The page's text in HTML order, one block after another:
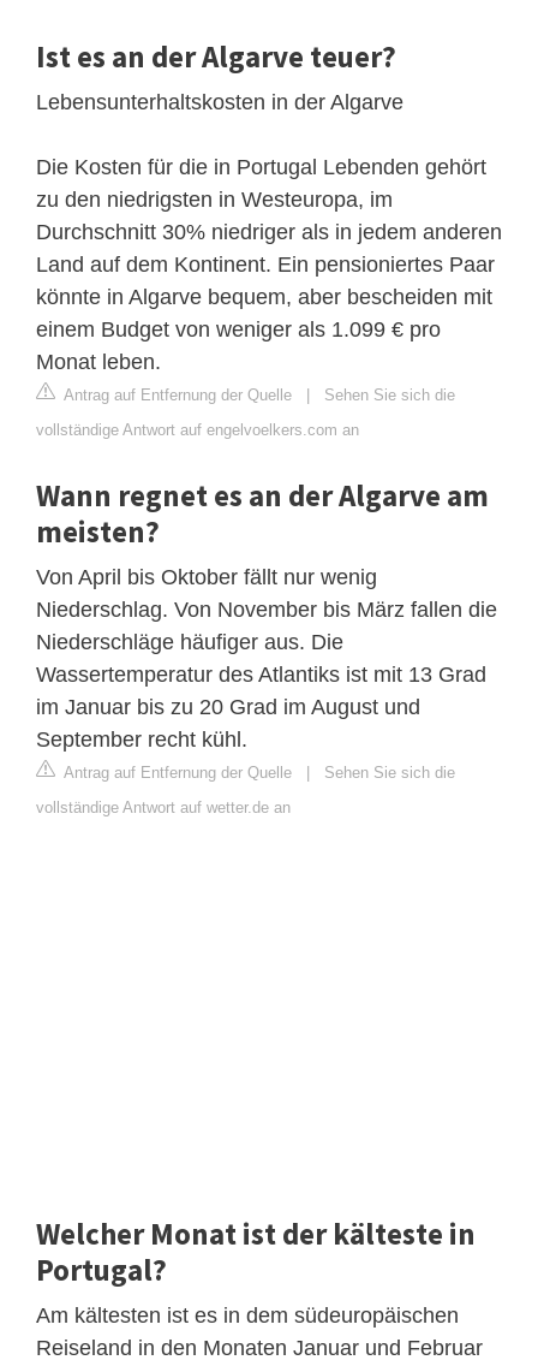
Ist es an der Algarve teuer?
Lebensunterhaltskosten in der Algarve
Die Kosten für die in Portugal Lebenden gehört
zu den niedrigsten in Westeuropa, im
Durchschnitt 30% niedriger als in jedem anderen
Land auf dem Kontinent. Ein pensioniertes Paar
könnte in Algarve bequem, aber bescheiden mit
einem Budget von weniger als 1.099 € pro
Monat leben.
Antrag auf Entfernung der Quelle | Sehen Sie sich die
vollständige Antwort auf engelvoelkers.com an
Wann regnet es an der Algarve am
meisten?
Von April bis Oktober fällt nur wenig
Niederschlag. Von November bis März fallen die
Niederschläge häufiger aus. Die
Wassertemperatur des Atlantiks ist mit 13 Grad
im Januar bis zu 20 Grad im August und
September recht kühl.
Antrag auf Entfernung der Quelle | Sehen Sie sich die
vollständige Antwort auf wetter.de an
Welcher Monat ist der kälteste in
Portugal?
Am kältesten ist es in dem südeuropäischen
Reiseland in den Monaten Januar und Februar